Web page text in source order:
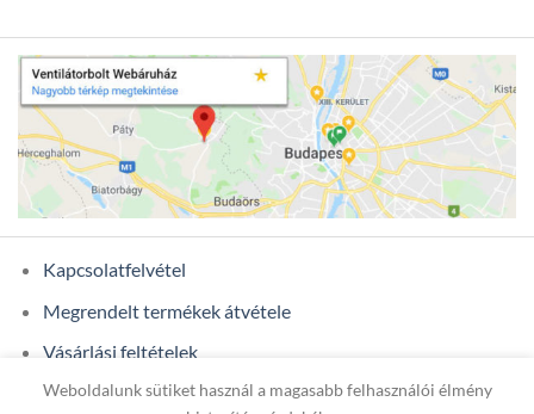
Kapcsolatfelvétel
Megrendelt termékek átvétele
Vásárlási feltételek
Ügyfél adatok
Weboldalunk sütiket használ a magasabb felhasználói élmény